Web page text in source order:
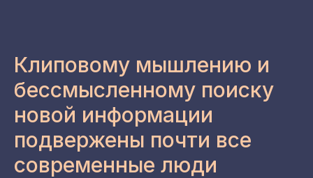
Клиповому мышлению и
бессмысленному поиску
новой информации
подвержены почти все
современные люди